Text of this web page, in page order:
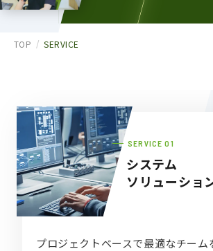
TOP SERVICE
SERVICE
システム
ソリューショ
プロジェクトベースで最適なチーム